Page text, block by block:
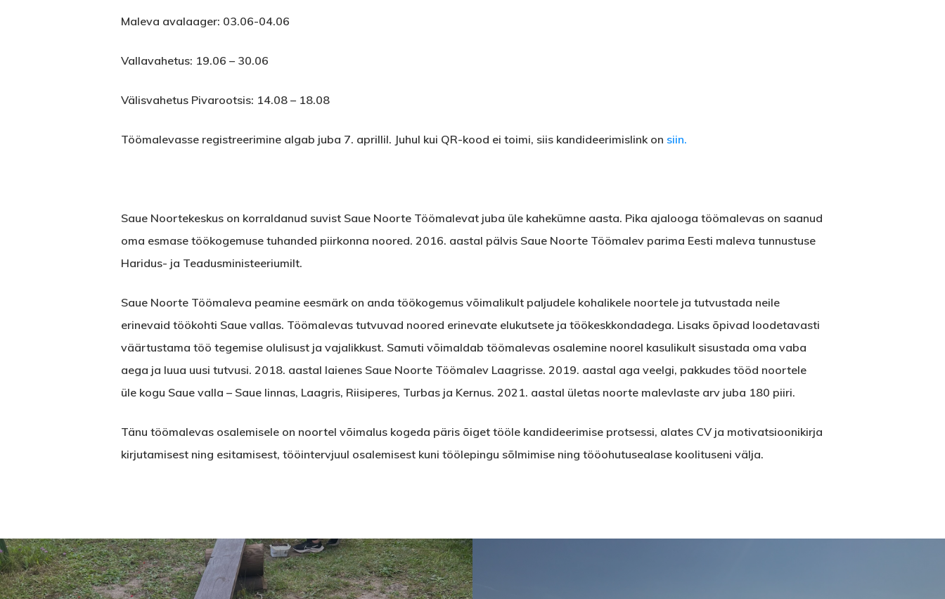
Maleva avalaager: 03.06-04.06
Vallavahetus: 19.06 – 30.06
Välisvahetus Pivarootsis: 14.08 – 18.08
Töömalevasse registreerimine algab juba 7. aprillil. Juhul kui QR-kood ei toimi, siis kandideerimislink on siin.
Saue Noortekeskus on korraldanud suvist Saue Noorte Töömalevat juba üle kahekümne aasta. Pika ajalooga töömalevas on saanud
oma esmase töökogemuse tuhanded piirkonna noored. 2016. aastal pälvis Saue Noorte Töömalev parima Eesti maleva tunnustuse
Haridus- ja Teadusministeeriumilt.
Saue Noorte Töömaleva peamine eesmärk on anda töökogemus võimalikult paljudele kohalikele noortele ja tutvustada neile
erinevaid töökohti Saue vallas. Töömalevas tutvuvad noored erinevate elukutsete ja töökeskkondadega. Lisaks õpivad loodetavasti
väärtustama töö tegemise olulisust ja vajalikkust. Samuti võimaldab töömalevas osalemine noorel kasulikult sisustada oma vaba
aega ja luua uusi tutvusi. 2018. aastal laienes Saue Noorte Töömalev Laagrisse. 2019. aastal aga veelgi, pakkudes tööd noortele
üle kogu Saue valla – Saue linnas, Laagris, Riisiperes, Turbas ja Kernus. 2021. aastal ületas noorte malevlaste arv juba 180 piiri.
Tänu töömalevas osalemisele on noortel võimalus kogeda päris õiget tööle kandideerimise protsessi, alates CV ja motivatsioonikirja
kirjutamisest ning esitamisest, tööintervjuul osalemisest kuni töölepingu sõlmimise ning tööohutusealase koolituseni välja.